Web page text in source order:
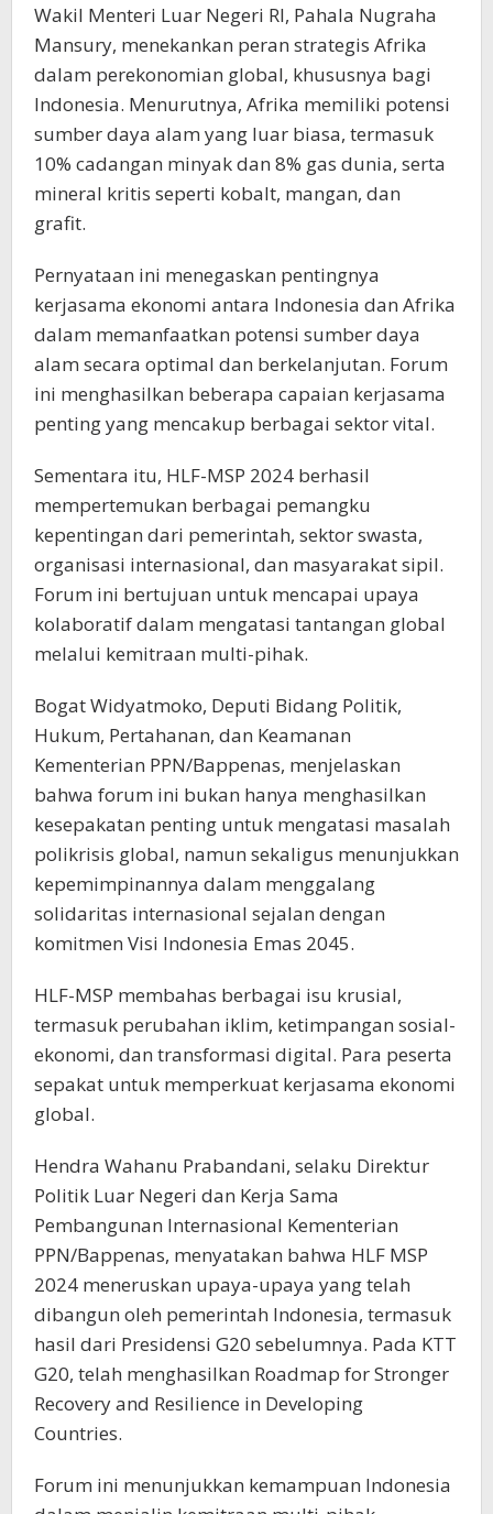
Wakil Menteri Luar Negeri RI, Pahala Nugraha
Mansury, menekankan peran strategis Afrika
dalam perekonomian global, khususnya bagi
Indonesia. Menurutnya, Afrika memiliki potensi
sumber daya alam yang luar biasa, termasuk
10% cadangan minyak dan 8% gas dunia, serta
mineral kritis seperti kobalt, mangan, dan
grafit.
Pernyataan ini menegaskan pentingnya
kerjasama ekonomi antara Indonesia dan Afrika
dalam memanfaatkan potensi sumber daya
alam secara optimal dan berkelanjutan. Forum
ini menghasilkan beberapa capaian kerjasama
penting yang mencakup berbagai sektor vital.
Sementara itu, HLF-MSP 2024 berhasil
mempertemukan berbagai pemangku
kepentingan dari pemerintah, sektor swasta,
organisasi internasional, dan masyarakat sipil.
Forum ini bertujuan untuk mencapai upaya
kolaboratif dalam mengatasi tantangan global
melalui kemitraan multi-pihak.
Bogat Widyatmoko, Deputi Bidang Politik,
Hukum, Pertahanan, dan Keamanan
Kementerian PPN/Bappenas, menjelaskan
bahwa forum ini bukan hanya menghasilkan
kesepakatan penting untuk mengatasi masalah
polikrisis global, namun sekaligus menunjukkan
kepemimpinannya dalam menggalang
solidaritas internasional sejalan dengan
komitmen Visi Indonesia Emas 2045.
HLF-MSP membahas berbagai isu krusial,
termasuk perubahan iklim, ketimpangan sosial-
ekonomi, dan transformasi digital. Para peserta
sepakat untuk memperkuat kerjasama ekonomi
global.
Hendra Wahanu Prabandani, selaku Direktur
Politik Luar Negeri dan Kerja Sama
Pembangunan Internasional Kementerian
PPN/Bappenas, menyatakan bahwa HLF MSP
2024 meneruskan upaya-upaya yang telah
dibangun oleh pemerintah Indonesia, termasuk
hasil dari Presidensi G20 sebelumnya. Pada KTT
G20, telah menghasilkan Roadmap for Stronger
Recovery and Resilience in Developing
Countries.
Forum ini menunjukkan kemampuan Indonesia